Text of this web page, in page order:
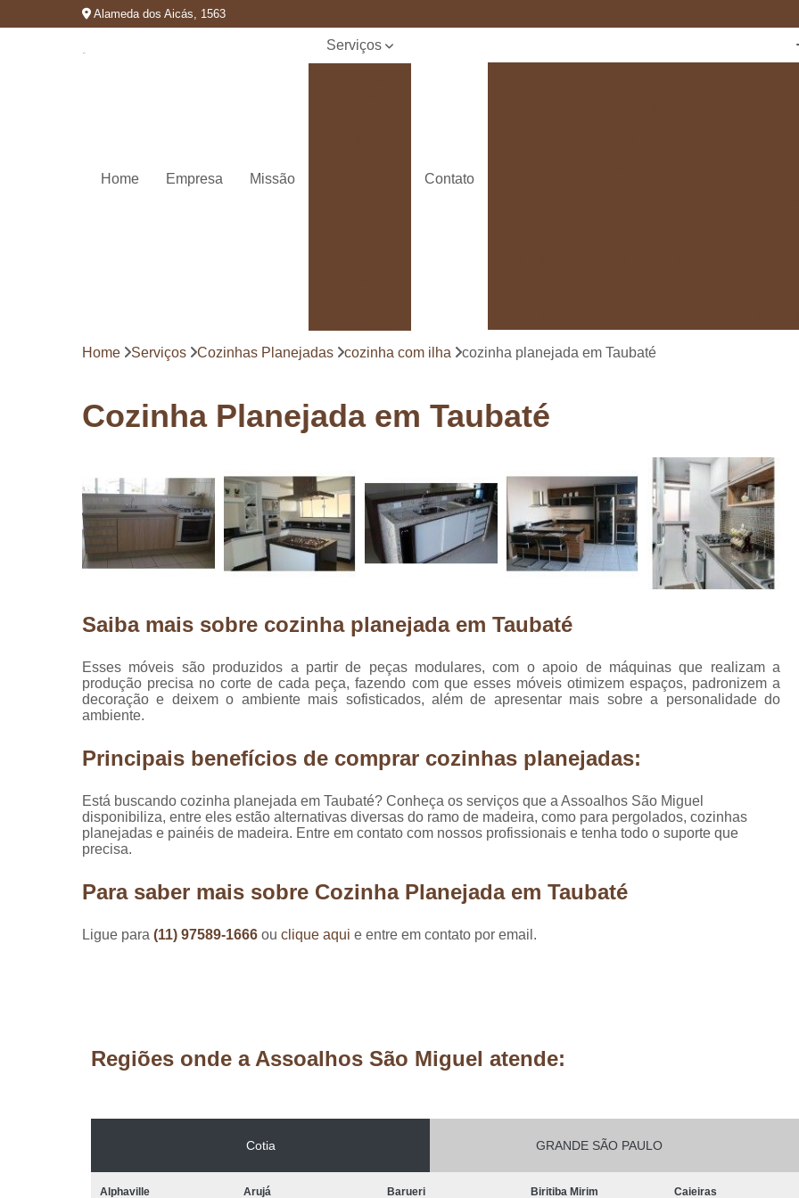
Alameda dos Aicás, 1563
Home Empresa Missão
Serviços
Pergolados
em madeira
Pisos de
madeira
Raspagem
de pisos de
Restauração
de pisos de
Contato
Deck de Madeira para Varanda
Deck para Sacada
Marcenaria com Móveis Planejados
Marcenaria de Personalização de
Marcenaria de Planejado para Residência
Marcenaria de Planejados em Sp
Marcenaria de Planejados para Quarto
Loja
Móveis Planejados em São
Móveis Planejados para Sala de
Móveis Planejados Residênciais
Painel
Painel de Madeira em São Paulo
Painel
Painel de Madeira para Parede
Painel de Madeira para Sala
Painel de
Pergolado de Madeira Cumaru
Home Serviços Cozinhas Planejadas cozinha com ilha cozinha planejada em Taubaté
Cozinha Planejada em Taubaté
Saiba mais sobre cozinha planejada em Taubaté
Esses móveis são produzidos a partir de peças modulares, com o apoio de máquinas que realizam a
produção precisa no corte de cada peça, fazendo com que esses móveis otimizem espaços, padronizem a
decoração e deixem o ambiente mais sofisticados, além de apresentar mais sobre a personalidade do
ambiente.
Principais benefícios de comprar cozinhas planejadas:
Está buscando cozinha planejada em Taubaté? Conheça os serviços que a Assoalhos São Miguel
disponibiliza, entre eles estão alternativas diversas do ramo de madeira, como para pergolados, cozinhas
planejadas e painéis de madeira. Entre em contato com nossos profissionais e tenha todo o suporte que
precisa.
Para saber mais sobre Cozinha Planejada em Taubaté
Ligue para (11) 97589-1666 ou clique aqui e entre em contato por email.
Regiões onde a Assoalhos São Miguel atende:
Cotia GRANDE SÃO PAULO
Alphaville Arujá Barueri Biritiba Mirim Caieiras